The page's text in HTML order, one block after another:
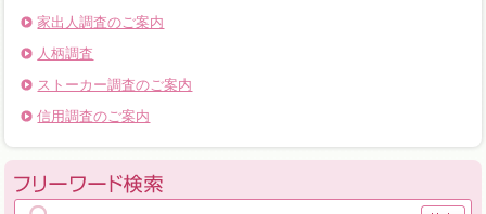
家出人調査のご案内
人柄調査
ストーカー調査のご案内
信用調査のご案内